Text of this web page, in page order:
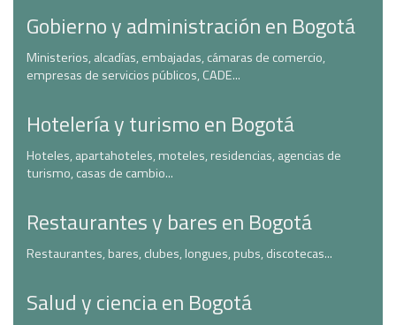
Gobierno y administración en Bogotá
Ministerios, alcadías, embajadas, cámaras de comercio,
empresas de servicios públicos, CADE...
Hotelería y turismo en Bogotá
Hoteles, apartahoteles, moteles, residencias, agencias de
turismo, casas de cambio...
Restaurantes y bares en Bogotá
Restaurantes, bares, clubes, longues, pubs, discotecas...
Salud y ciencia en Bogotá